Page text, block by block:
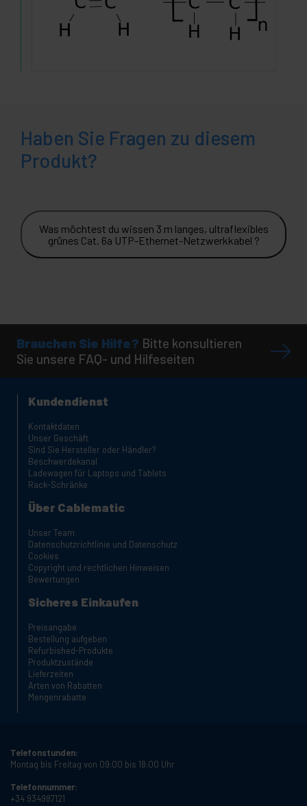
Haben Sie Fragen zu diesem
Produkt?
Was möchtest du wissen 3 m langes, ultraflexibles
grünes Cat. 6a UTP-Ethernet-Netzwerkkabel ?
Brauchen Sie Hilfe? Bitte konsultieren
Sie unsere FAQ- und Hilfeseiten
Kundendienst
Kontaktdaten
Unser Geschäft
Sind Sie Hersteller oder Händler?
Beschwerdekanal
Ladewagen für Laptops und Tablets
Rack-Schränke
Über Cablematic
Unser Team
Datenschutzrichtlinie und Datenschutz
Cookies
Copyright und rechtlichen Hinweisen
Bewertungen
Sicheres Einkaufen
Preisangabe
Bestellung aufgeben
Refurbished-Produkte
Produktzustände
Lieferzeiten
Arten von Rabatten
Mengenrabatte
Telefonstunden:
Montag bis Freitag von 09:00 bis 18:00 Uhr
Telefonnummer:
+34 934987121